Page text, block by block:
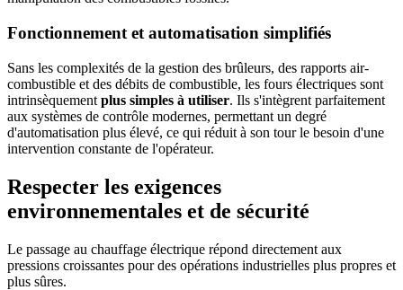
Fonctionnement et automatisation simplifiés
Sans les complexités de la gestion des brûleurs, des rapports air-
combustible et des débits de combustible, les fours électriques sont
intrinsèquement plus simples à utiliser. Ils s'intègrent parfaitement
aux systèmes de contrôle modernes, permettant un degré
d'automatisation plus élevé, ce qui réduit à son tour le besoin d'une
intervention constante de l'opérateur.
Respecter les exigences
environnementales et de sécurité
Le passage au chauffage électrique répond directement aux
pressions croissantes pour des opérations industrielles plus propres et
plus sûres.